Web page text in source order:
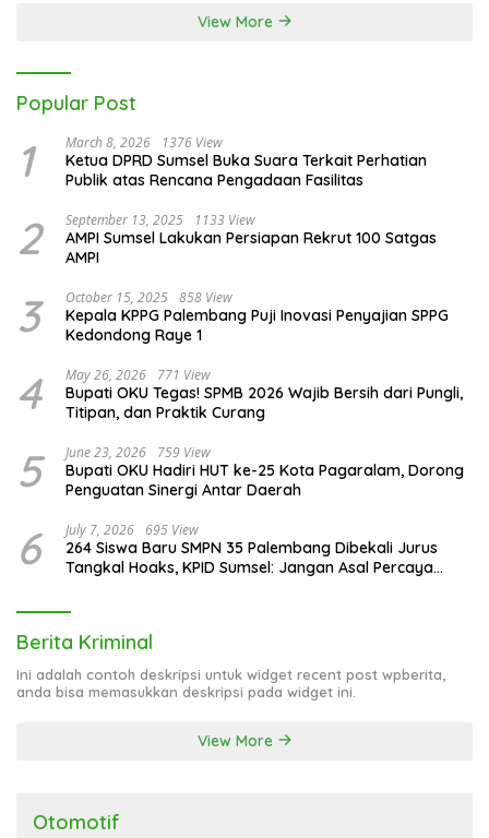
View More
Popular Post
1 March 8, 2026 1376 View
Ketua DPRD Sumsel Buka Suara Terkait Perhatian
Publik atas Rencana Pengadaan Fasilitas
2 September 13, 2025 1133 View
AMPI Sumsel Lakukan Persiapan Rekrut 100 Satgas
AMPI
3 October 15, 2025 858 View
Kepala KPPG Palembang Puji Inovasi Penyajian SPPG
Kedondong Raye 1
4 May 26, 2026 771 View
Bupati OKU Tegas! SPMB 2026 Wajib Bersih dari Pungli,
Titipan, dan Praktik Curang
5 June 23, 2026 759 View
Bupati OKU Hadiri HUT ke-25 Kota Pagaralam, Dorong
Penguatan Sinergi Antar Daerah
6 July 7, 2026 695 View
264 Siswa Baru SMPN 35 Palembang Dibekali Jurus
Tangkal Hoaks, KPID Sumsel: Jangan Asal Percaya
Berita Kriminal
Ini adalah contoh deskripsi untuk widget recent post wpberita,
anda bisa memasukkan deskripsi pada widget ini.
View More
Otomotif